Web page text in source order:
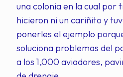
una colonia en la cual por
hicieron ni un cariñito y
ponerles el ejemplo
soluciona problemas del
a los 1,000 aviadores,